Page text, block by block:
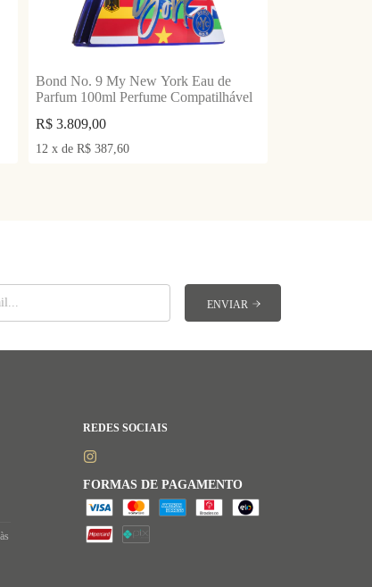
Bond No. 9 My New York Eau de
Parfum 100ml Perfume Compatilhável
R$ 3.809,00
12 x de R$ 387,60
REDES SOCIAIS
FORMAS DE PAGAMENTO